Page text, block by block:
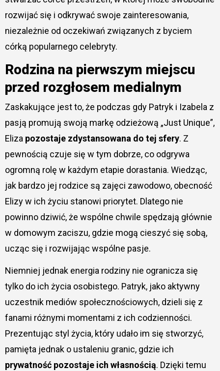
rozwijać się i odkrywać swoje zainteresowania,
niezależnie od oczekiwań związanych z byciem
córką popularnego celebryty.
Rodzina na pierwszym miejscu
przed rozgłosem medialnym
Zaskakujące jest to, że podczas gdy Patryk i Izabela z
pasją promują swoją markę odzieżową „Just Unique”,
Eliza pozostaje zdystansowana do tej sfery. Z
pewnością czuje się w tym dobrze, co odgrywa
ogromną rolę w każdym etapie dorastania. Wiedząc,
jak bardzo jej rodzice są zajęci zawodowo, obecność
Elizy w ich życiu stanowi priorytet. Dlatego nie
powinno dziwić, że wspólne chwile spędzają głównie
w domowym zaciszu, gdzie mogą cieszyć się sobą,
ucząc się i rozwijając wspólne pasje.
Niemniej jednak energia rodziny nie ogranicza się
tylko do ich życia osobistego. Patryk, jako aktywny
uczestnik mediów społecznościowych, dzieli się z
fanami różnymi momentami z ich codzienności.
Prezentując styl życia, który udało im się stworzyć,
pamięta jednak o ustaleniu granic, gdzie ich
prywatność pozostaje ich własnością. Dzięki temu